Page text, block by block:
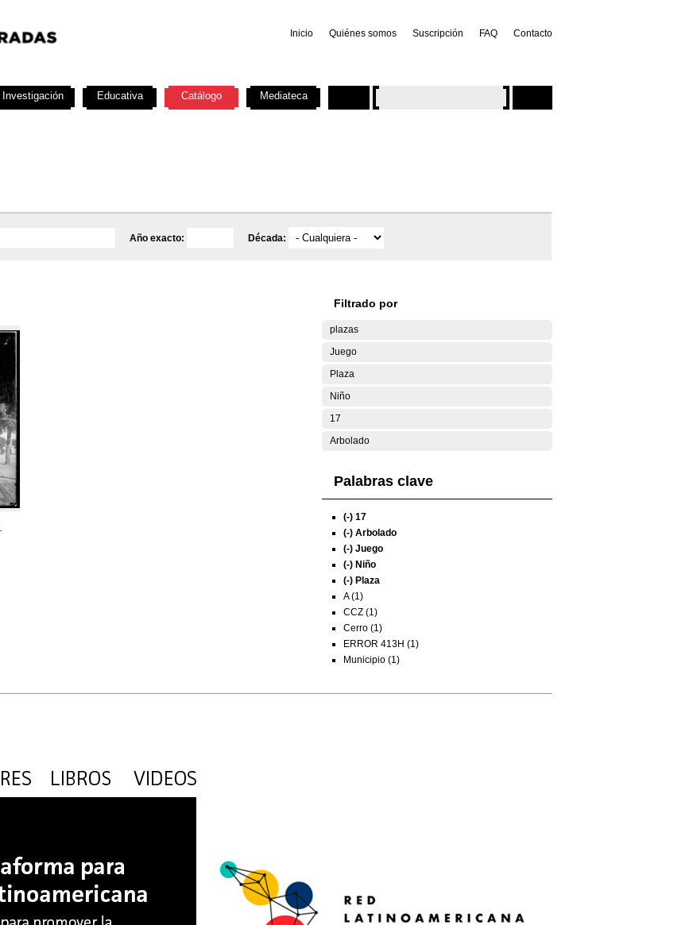
Inicio Quiénes somos Suscripción FAQ Contacto
Año exacto: Década:
Filtrado por
plazas
Juego
Plaza
Niño
17
Arbolado
Palabras clave
(-) 17
(-) Arbolado
(-) Juego
(-) Niño
(-) Plaza
A (1)
CCZ (1)
Cerro (1)
ERROR 413H (1)
Municipio (1)
Investigación Educativa Catálogo Mediateca